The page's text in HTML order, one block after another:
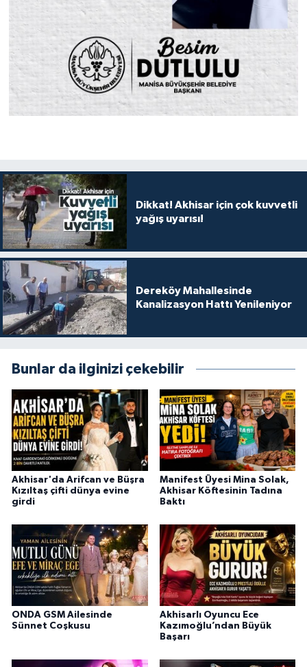
Dikkat! Akhisar için çok kuvvetli
yağış uyarısı!
Dereköy Mahallesinde
Kanalizasyon Hattı Yenileniyor
Bunlar da ilginizi çekebilir
Akhisar'da Arifcan ve Büşra
Kızıltaş çifti dünya evine
girdi
Manifest Üyesi Mina Solak,
Akhisar Köftesinin Tadına
Baktı
ONDA GSM Ailesinde
Sünnet Coşkusu
Akhisarlı Oyuncu Ece
Kazımoğlu’ndan Büyük
Başarı